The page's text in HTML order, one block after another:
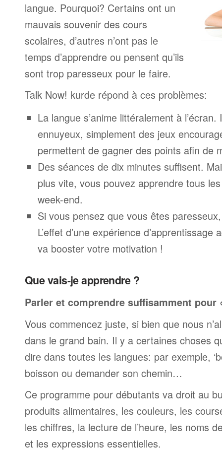
langue. Pourquoi? Certains ont un
mauvais souvenir des cours
scolaires, d’autres n’ont pas le
temps d’apprendre ou pensent qu’ils
sont trop paresseux pour le faire.
Talk Now! kurde répond à ces problèmes:
La langue s’anime littéralement à l’écran.
ennuyeux, simplement des jeux
permettent de gagner des points afin de
Des séances de dix minutes suffisent.
plus vite, vous pouvez apprendre tous
week-end.
Si vous pensez que vous êtes
L’effet d’une expérience
va booster votre motivation !
Que vais-je apprendre ?
Parler et comprendre suffisamment pour
Vous commencez juste, si bien que nous
dans le grand bain. Il y a certaines choses
dire dans toutes les langues: par exemple,
boisson ou demander son chemin…
Ce programme pour débutants va droit au
produits alimentaires, les couleurs, les
les chiffres, la lecture de l’heure, les noms
et les expressions essentielles.